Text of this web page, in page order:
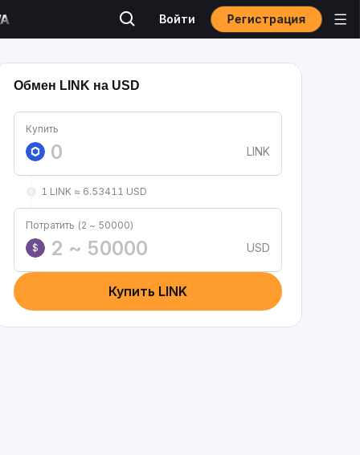
Войти Регистрация
Обмен LINK на USD
Купить
LINK
1 LINK ≈ 6.53411 USD
Потратить (2 ~ 50000)
$
USD
Купить LINK